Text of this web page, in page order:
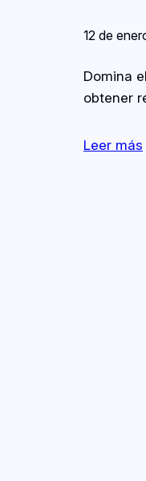
12 de
Domina
obtener
Leer más